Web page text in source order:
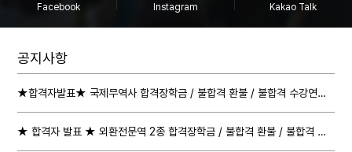
Facebook Instagram Kakao Talk
공지사항
★합격자발표★ 국제무역사 합격장학금 / 불합격 환불 / 불합격 수강연장 절차 안내
★ 합격자 발표 ★ 외환전문역 2종 합격장학금 / 불합격 환불 / 불합격 수강연장 절차 안내